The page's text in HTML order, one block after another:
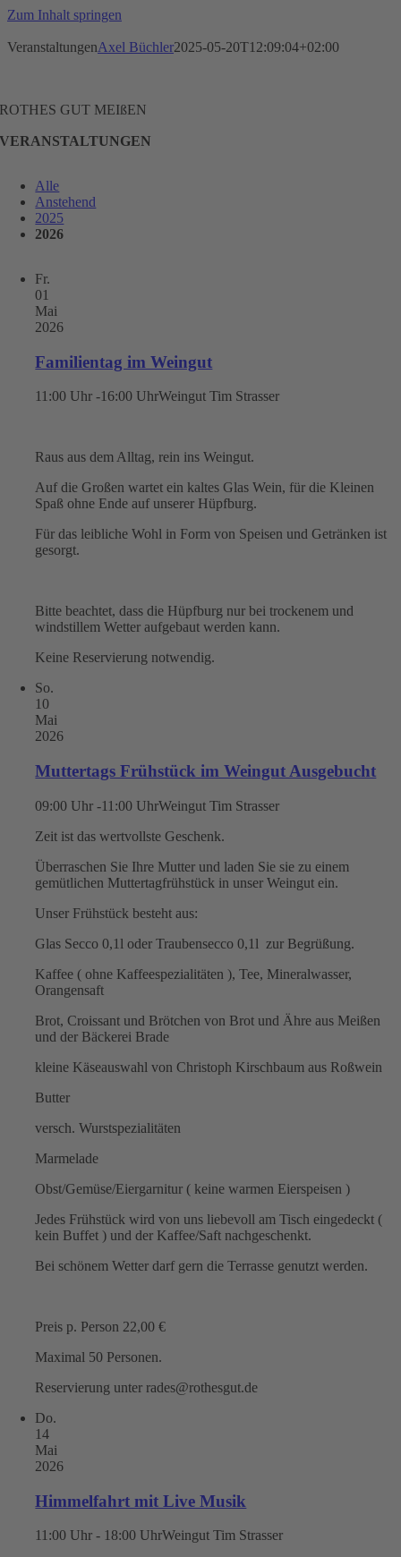
Zum Inhalt springen
VeranstaltungenAxel Büchler2025-05-20T12:09:04+02:00
ROTHES GUT MEIßEN
VERANSTALTUNGEN
Alle
Anstehend
2025
2026
Fr.
01
Mai
2026
Familientag im Weingut
11:00 Uhr -16:00 UhrWeingut Tim Strasser
Raus aus dem Alltag, rein ins Weingut.
Auf die Großen wartet ein kaltes Glas Wein, für die Kleinen
Spaß ohne Ende auf unserer Hüpfburg.
Für das leibliche Wohl in Form von Speisen und Getränken ist
gesorgt.
Bitte beachtet, dass die Hüpfburg nur bei trockenem und
windstillem Wetter aufgebaut werden kann.
Keine Reservierung notwendig.
So.
10
Mai
2026
Muttertags Frühstück im Weingut Ausgebucht
09:00 Uhr -11:00 UhrWeingut Tim Strasser
Zeit ist das wertvollste Geschenk.
Überraschen Sie Ihre Mutter und laden Sie sie zu einem
gemütlichen Muttertagfrühstück in unser Weingut ein.
Unser Frühstück besteht aus:
Glas Secco 0,1l oder Traubensecco 0,1l zur Begrüßung.
Kaffee ( ohne Kaffeespezialitäten ), Tee, Mineralwasser,
Orangensaft
Brot, Croissant und Brötchen von Brot und Ähre aus Meißen
und der Bäckerei Brade
kleine Käseauswahl von Christoph Kirschbaum aus Roßwein
Butter
versch. Wurstspezialitäten
Marmelade
Obst/Gemüse/Eiergarnitur ( keine warmen Eierspeisen )
Jedes Frühstück wird von uns liebevoll am Tisch eingedeckt (
kein Buffet ) und der Kaffee/Saft nachgeschenkt.
Bei schönem Wetter darf gern die Terrasse genutzt werden.
Preis p. Person 22,00 €
Maximal 50 Personen.
Reservierung unter rades@rothesgut.de
Do.
14
Mai
2026
Himmelfahrt mit Live Musik
11:00 Uhr - 18:00 UhrWeingut Tim Strasser